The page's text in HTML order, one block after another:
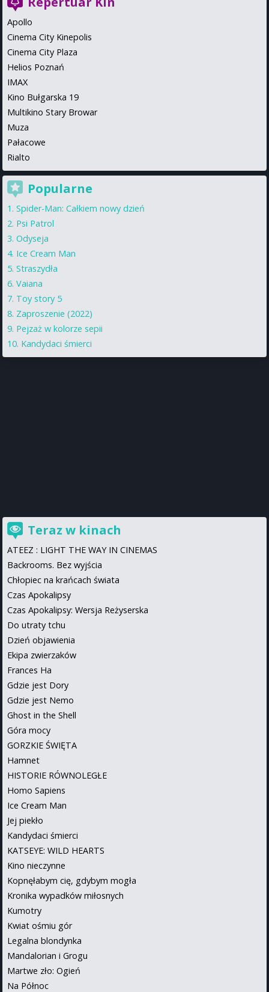
Apollo
Cinema City Kinepolis
Cinema City Plaza
Helios Poznań
IMAX
Kino Bułgarska 19
Multikino Stary Browar
Muza
Pałacowe
Rialto
Popularne
Spider-Man: Całkiem nowy dzień
Psi Patrol
Odyseja
Ice Cream Man
Straszydła
Vaiana
Toy story 5
Zaproszenie (2022)
Pejzaż w kolorze sepii
Kandydaci śmierci
Teraz w kinach
ATEEZ : LIGHT THE WAY IN CINEMAS
Backrooms. Bez wyjścia
Chłopiec na krańcach świata
Czas Apokalipsy
Czas Apokalipsy: Wersja Reżyserska
Do utraty tchu
Dzień objawienia
Ekipa zwierzaków
Frances Ha
Gdzie jest Dory
Gdzie jest Nemo
Ghost in the Shell
Góra mocy
GORZKIE ŚWIĘTA
Hamnet
HISTORIE RÓWNOLEGŁE
Homo Sapiens
Ice Cream Man
Jej piekło
Kandydaci śmierci
KATSEYE: WILD HEARTS
Kino nieczynne
Kopnęłabym cię, gdybym mogła
Kronika wypadków miłosnych
Kumotry
Kwiat ośmiu gór
Legalna blondynka
Mandalorian i Grogu
Martwe zło: Ogień
Na Północ